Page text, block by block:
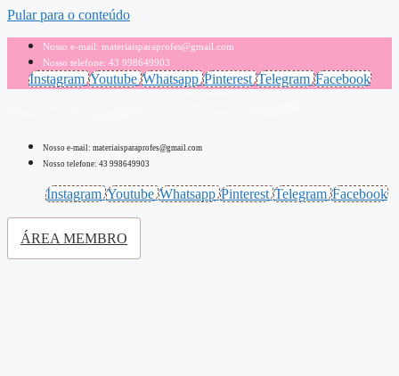
Pular para o conteúdo
Nosso e-mail: materiaisparaprofes@gmail.com
Nosso telefone: 43 998649903
Instagram Youtube Whatsapp Pinterest Telegram Facebook
Nosso e-mail: materiaisparaprofes@gmail.com
Nosso telefone: 43 998649903
Instagram Youtube Whatsapp Pinterest Telegram Facebook
ÁREA MEMBRO